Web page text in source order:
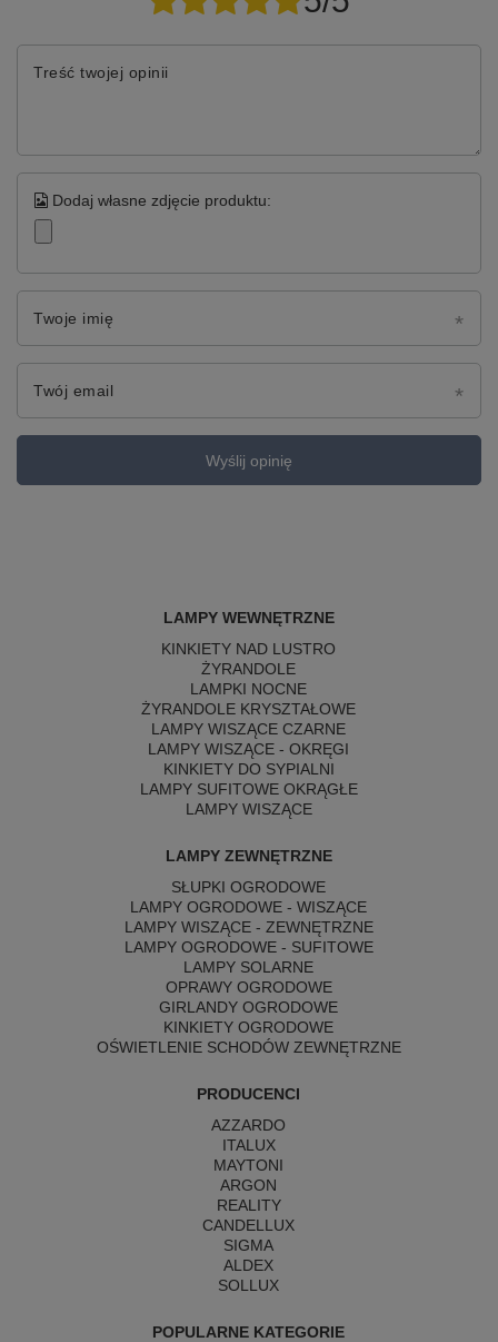
Treść twojej opinii
Dodaj własne zdjęcie produktu:
Twoje imię
Twój email
Wyślij opinię
LAMPY WEWNĘTRZNE
KINKIETY NAD LUSTRO
ŻYRANDOLE
LAMPKI NOCNE
ŻYRANDOLE KRYSZTAŁOWE
LAMPY WISZĄCE CZARNE
LAMPY WISZĄCE - OKRĘGI
KINKIETY DO SYPIALNI
LAMPY SUFITOWE OKRĄGŁE
LAMPY WISZĄCE
LAMPY ZEWNĘTRZNE
SŁUPKI OGRODOWE
LAMPY OGRODOWE - WISZĄCE
LAMPY WISZĄCE - ZEWNĘTRZNE
LAMPY OGRODOWE - SUFITOWE
LAMPY SOLARNE
OPRAWY OGRODOWE
GIRLANDY OGRODOWE
KINKIETY OGRODOWE
OŚWIETLENIE SCHODÓW ZEWNĘTRZNE
PRODUCENCI
AZZARDO
ITALUX
MAYTONI
ARGON
REALITY
CANDELLUX
SIGMA
ALDEX
SOLLUX
POPULARNE KATEGORIE